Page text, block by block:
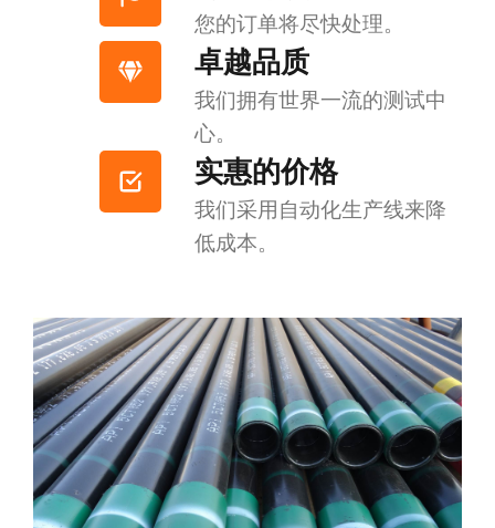
您的订单将尽快处理。
卓越品质
我们拥有世界一流的测试中
心。
实惠的价格
我们采用自动化生产线来降
低成本。